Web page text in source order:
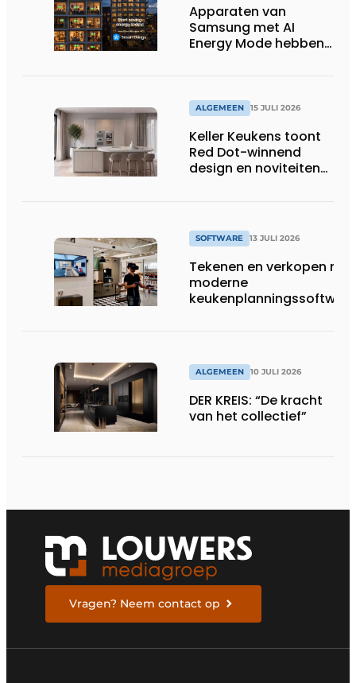
Apparaten van
Samsung met AI
Energy Mode hebben
huishoudens, wat
wassen van 22.023.110
voetbalshirts
ALGEMEEN 15 JULI 2026
Keller Keukens toont
Red Dot-winnend
design en noviteiten
SOFTWARE 13 JULI 2026
Tekenen en verkopen met
moderne
keukenplanningssoftware
ALGEMEEN 10 JULI 2026
DER KREIS: “De kracht
van het collectief”
Vragen? Neem contact op